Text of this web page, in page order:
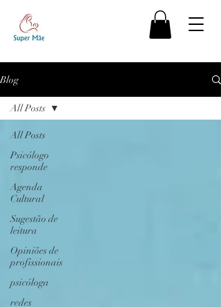
Blog
All Posts
Psicólogo
responde
Agenda
Cultural
Sugestão de
leitura
Opiniões de
profissionais
psicóloga
redes
All Posts